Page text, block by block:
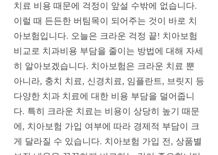
치료 비용 때문에 걱정이 앞설 수밖에 없습니다.
이럴 때 든든한 버팀목이 되어주는 것이 바로 치
아보험입니다. 오늘은 크라운 걱정 끝! 치아보험
비교로 치과비용 부담을 줄이는 방법에 대해 자세
히 알아보겠습니다. 치아보험은 크라운 치료 뿐
아니라, 충치 치료, 신경치료, 임플란트, 브릿지 등
다양한 치과 치료에 대한 비용 부담을 덜어줍니
다. 특히 크라운 치료는 비용이 상당히 높기 때문
에, 치아보험 가입 여부에 따라 경제적 부담이 크
게 달라질 수 있습니다. 치아보험 가입 전, 상품별